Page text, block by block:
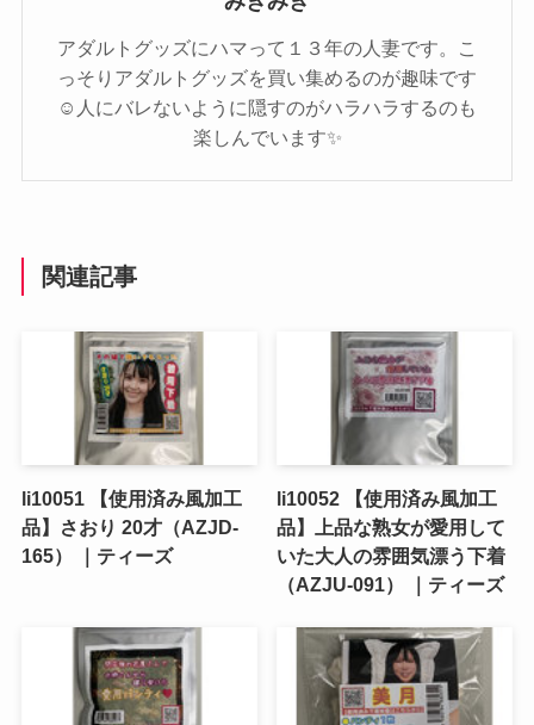
アダルトグッズにハマって１３年の人妻です。こ
っそりアダルトグッズを買い集めるのが趣味です
☺️人にバレないように隠すのがハラハラするのも
楽しんでいます✨️
関連記事
li10051 【使用済み風加工
品】さおり 20才（AZJD-
165） ｜ティーズ
li10052 【使用済み風加工
品】上品な熟女が愛用して
いた大人の雰囲気漂う下着
（AZJU-091） ｜ティーズ